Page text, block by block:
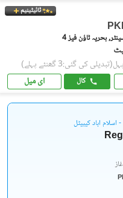
ٹائیٹینیم
بحریہ ٹاؤن فیز 4
(تبدیلی کی گئی:3 گھنٹے پہلے)
کال ای میل
- اسلام آباد کیپیٹل